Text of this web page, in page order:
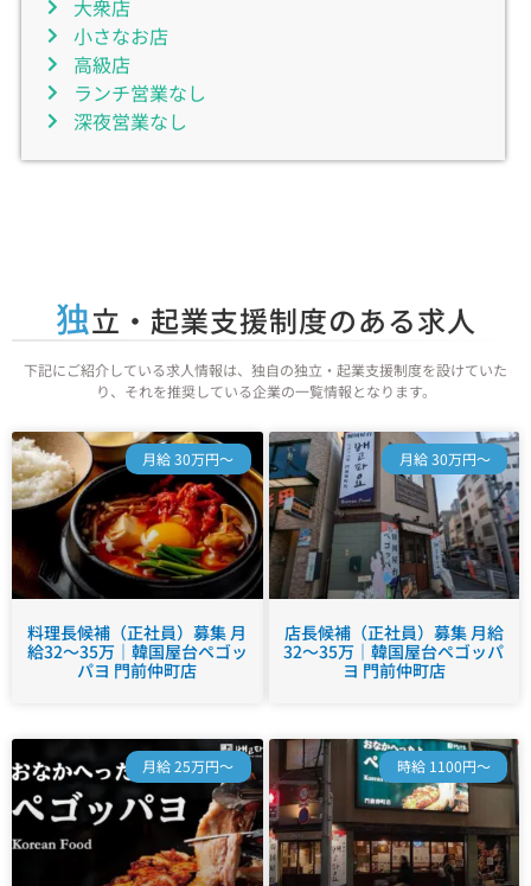
大衆店
小さなお店
高級店
ランチ営業なし
深夜営業なし
独立・起業支援制度のある求人
下記にご紹介している求人情報は、独自の独立・起業支援制度を設けていた
り、それを推奨している企業の一覧情報となります。
月給 30万円～
料理長候補（正社員）募集 月
給32～35万｜韓国屋台ペゴッ
パヨ 門前仲町店
月給 30万円～
店長候補（正社員）募集 月給
32～35万｜韓国屋台ペゴッパ
ヨ 門前仲町店
月給 25万円～ 時給 1100円～